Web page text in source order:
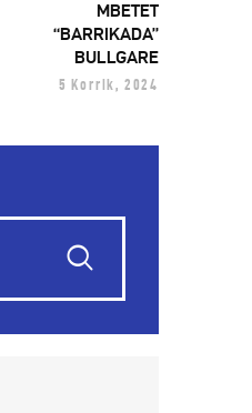
MBETET
“BARRIKADA”
BULLGARE
5 Korrik, 2024